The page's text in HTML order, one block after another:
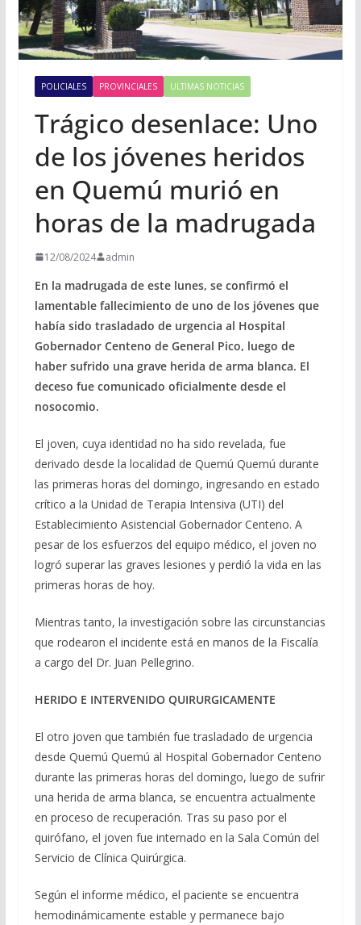
POLICIALES PROVINCIALES ULTIMAS NOTICIAS
Trágico desenlace: Uno
de los jóvenes heridos
en Quemú murió en
horas de la madrugada
12/08/2024 admin
En la madrugada de este lunes, se confirmó el
lamentable fallecimiento de uno de los jóvenes que
había sido trasladado de urgencia al Hospital
Gobernador Centeno de General Pico, luego de
haber sufrido una grave herida de arma blanca. El
deceso fue comunicado oficialmente desde el
nosocomio.
El joven, cuya identidad no ha sido revelada, fue
derivado desde la localidad de Quemú Quemú durante
las primeras horas del domingo, ingresando en estado
crítico a la Unidad de Terapia Intensiva (UTI) del
Establecimiento Asistencial Gobernador Centeno. A
pesar de los esfuerzos del equipo médico, el joven no
logró superar las graves lesiones y perdió la vida en las
primeras horas de hoy.
Mientras tanto, la investigación sobre las circunstancias
que rodearon el incidente está en manos de la Fiscalía
a cargo del Dr. Juan Pellegrino.
HERIDO E INTERVENIDO QUIRURGICAMENTE
El otro joven que también fue trasladado de urgencia
desde Quemú Quemú al Hospital Gobernador Centeno
durante las primeras horas del domingo, luego de sufrir
una herida de arma blanca, se encuentra actualmente
en proceso de recuperación. Tras su paso por el
quirófano, el joven fue internado en la Sala Común del
Servicio de Clínica Quirúrgica.
Según el informe médico, el paciente se encuentra
hemodinámicamente estable y permanece bajo